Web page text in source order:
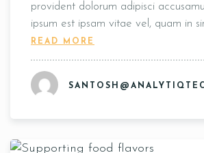
provident dolorum adipisci
ipsum est ipsam vitae vel, quam in
READ MORE